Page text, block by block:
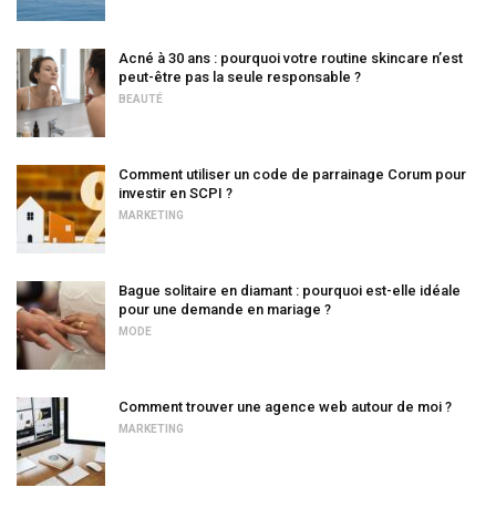
Acné à 30 ans : pourquoi votre routine skincare n’est
peut-être pas la seule responsable ?
BEAUTÉ
Comment utiliser un code de parrainage Corum pour
investir en SCPI ?
MARKETING
Bague solitaire en diamant : pourquoi est-elle idéale
pour une demande en mariage ?
MODE
Comment trouver une agence web autour de moi ?
MARKETING